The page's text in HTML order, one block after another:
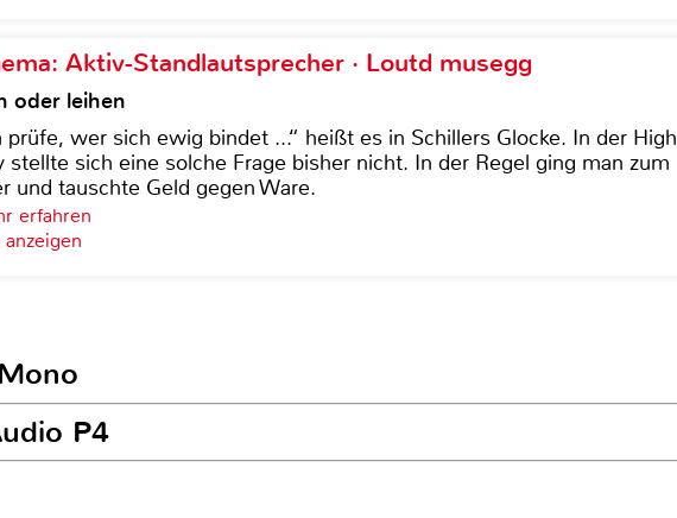
Aktiv-Standlautsprecher · Loutd musegg
oder leihen
prüfe, wer sich ewig bindet ...“ heißt es in Schillers Glocke. In der High
stellte sich eine solche Frage bisher nicht. In der Regel ging man zum
und tauschte Geld gegen Ware.
erfahren
P4